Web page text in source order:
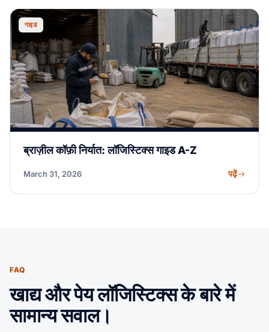
गाइड
ब्राज़ील कॉफ़ी निर्यात: लॉजिस्टिक्स गाइड A-Z
March 31, 2026 पढ़ें
FAQ
खाद्य और पेय लॉजिस्टिक्स के बारे में
सामान्य सवाल।